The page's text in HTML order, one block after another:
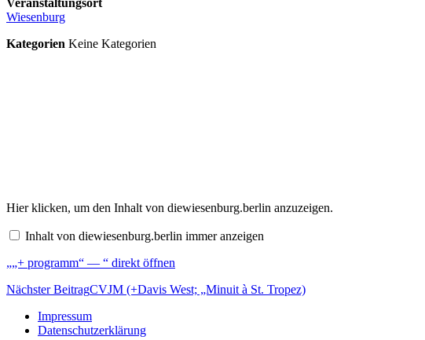
Wiesenburg
Kategorien Keine Kategorien
„„+
—
diewiesenburg.berlin
Hier klicken, um den Inhalt von diewiesenburg.berlin anzuzeigen.
Inhalt von diewiesenburg.berlin immer anzeigen
„„+ programm“ — “ direkt öffnen
Beitragsnavigation
Nächster BeitragCVJM (+Davis West; „Minuit à St. Tropez)
Impressum
Datenschutzerklärung